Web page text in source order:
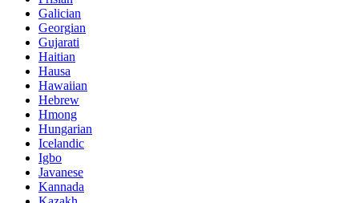
Galician
Georgian
Gujarati
Haitian
Hausa
Hawaiian
Hebrew
Hmong
Hungarian
Icelandic
Igbo
Javanese
Kannada